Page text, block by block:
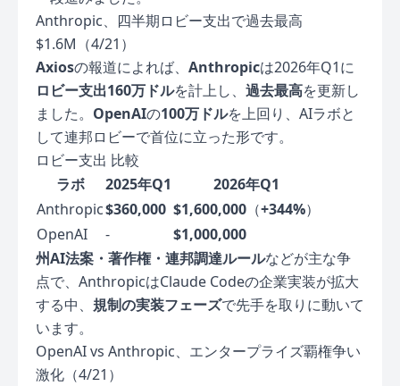
Anthropic、四半期ロビー支出で過去最高
$1.6M（4/21）
Axiosの報道によれば、 Anthropicは2026年Q1に
ロビー支出160万ドルを計上し、 過去最高を更新し
ました。 OpenAIの100万ドルを上回り、AIラボと
して連邦ロビーで首位に立った形です。
ロビー支出 比較
ラボ
2025年Q1
2026年Q1
Anthropic$360,000 $1,600,000 （+344%）
OpenAI
-
$1,000,000
州AI法案・著作権・連邦調達ルールなどが主な争
点で、AnthropicはClaude Codeの企業実装が拡大
する中、 規制の実装フェーズで先手を取りに動いて
います。
OpenAI vs Anthropic、エンタープライズ覇権争い
激化（4/21）